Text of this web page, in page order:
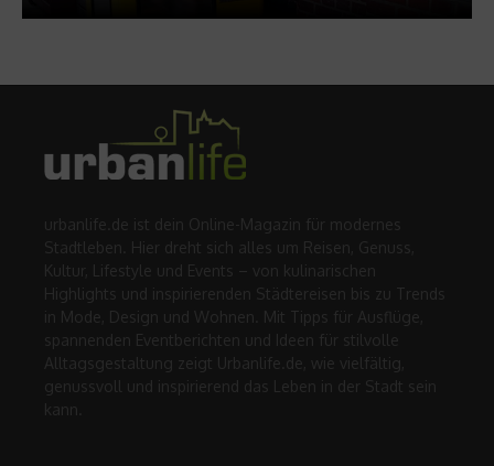
urbanlife.de ist dein Online-Magazin für modernes
Stadtleben. Hier dreht sich alles um Reisen, Genuss,
Kultur, Lifestyle und Events – von kulinarischen
Highlights und inspirierenden Städtereisen bis zu Trends
in Mode, Design und Wohnen. Mit Tipps für Ausflüge,
spannenden Eventberichten und Ideen für stilvolle
Alltagsgestaltung zeigt Urbanlife.de, wie vielfältig,
genussvoll und inspirierend das Leben in der Stadt sein
kann.